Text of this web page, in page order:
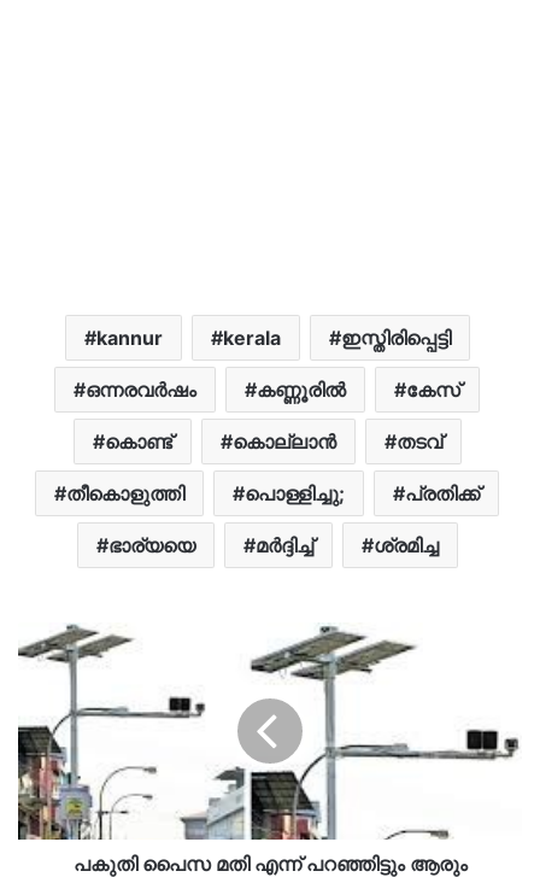
kannur kerala ഇസ്തിരിപ്പെട്ടി
ഒന്നരവര്‍ഷം കണ്ണൂരില്‍ കേസ്
കൊണ്ട് കൊല്ലാൻ തടവ്
തീകൊളുത്തി പൊള്ളിച്ചു; പ്രതിക്ക്
ഭാര്യയെ മർദ്ദിച്ച് ശ്രമിച്ച
പകുതി പൈസ മതി എന്ന് പറഞ്ഞിട്ടും ആരും